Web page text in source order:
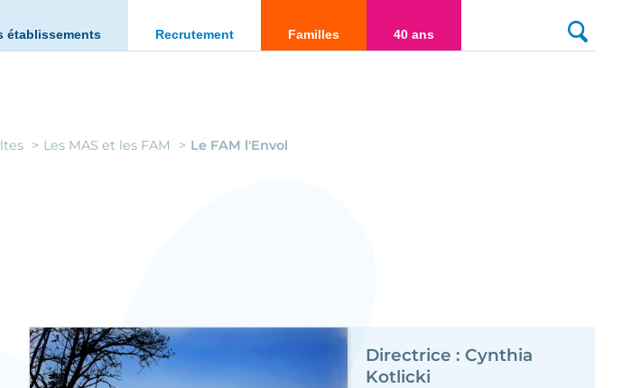
de handicap ou en difficulté
établissements Recrutement Familles 40 ans
Les MAS et les FAM Le FAM l'Envol
Directrice : Cynthia
Kotlicki